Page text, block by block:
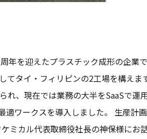
年を迎えたプラスチック成形の企業
てタイ・フィリピンの2工場を構えま
れ、現在では業務の大半をSaaSで運
ワークスを導入しました。 生産計
ミカル代表取締役社長の神保様にお